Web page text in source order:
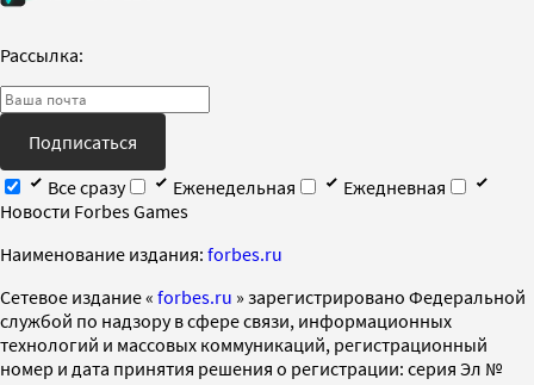
Рассылка:
Подписаться
Все сразу
Еженедельная
Ежедневная
Новости Forbes Games
Наименование издания: forbes.ru
Cетевое издание « forbes.ru » зарегистрировано Федеральной
службой по надзору в сфере связи, информационных
технологий и массовых коммуникаций, регистрационный
номер и дата принятия решения о регистрации: серия Эл №